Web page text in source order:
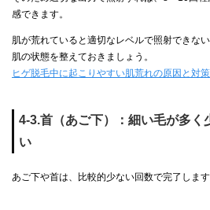
感できます。
肌が荒れていると適切なレベルで照射できな
肌の状態を整えておきましょう。
ヒゲ脱毛中に起こりやすい肌荒れの原因と対
4-3.首（あご下）：細い毛が多く
い
あご下や首は、比較的少ない回数で完了します